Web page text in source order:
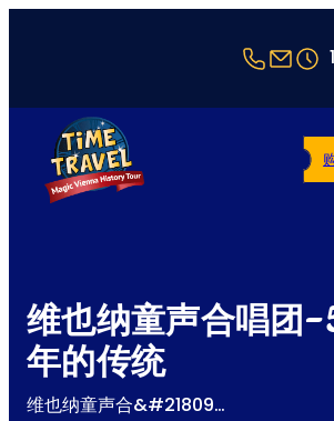
+43 1
维也纳童声合唱团
年的传统
维也纳童声合&#21809…